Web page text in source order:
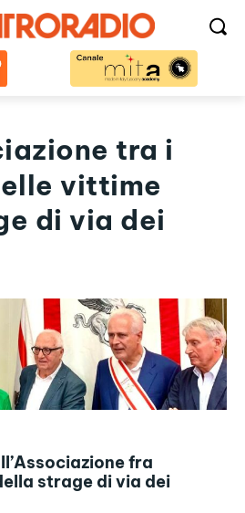
tra i
vittime
di via dei
fra
strage di via dei